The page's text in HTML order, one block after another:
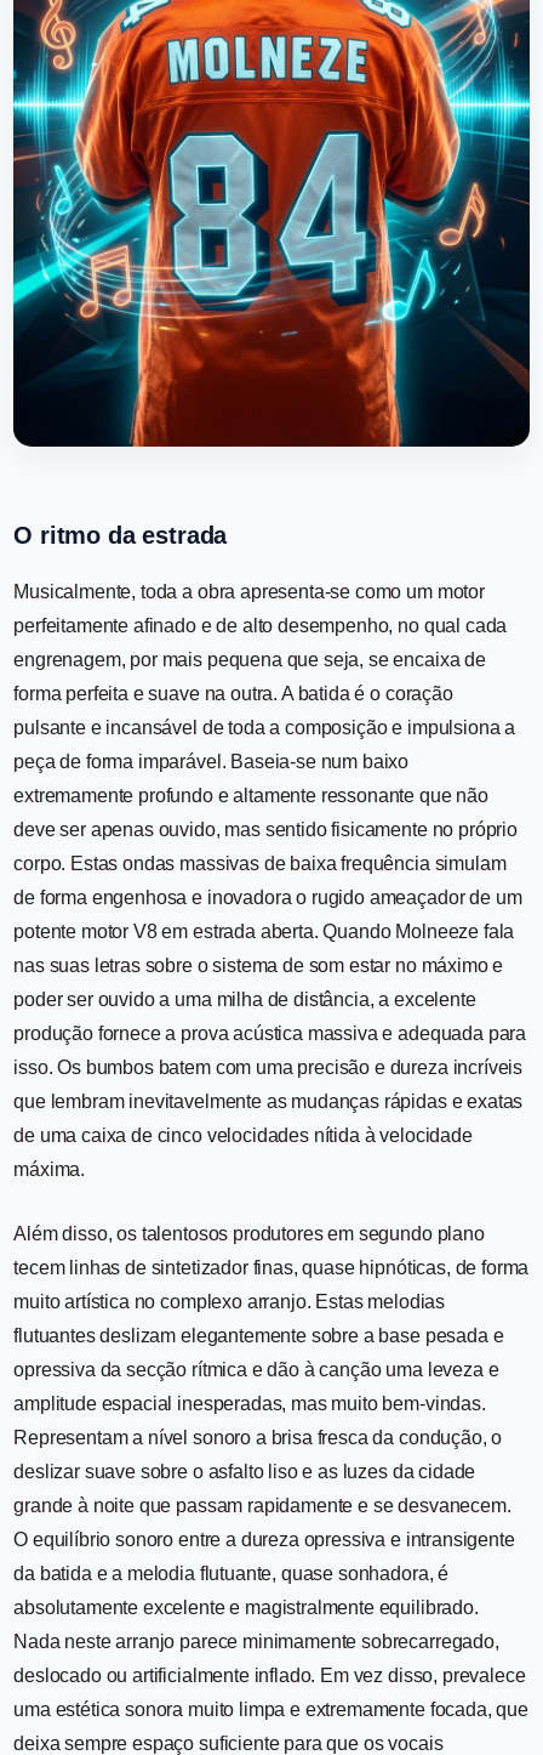
O ritmo da estrada
Musicalmente, toda a obra apresenta-se como um motor
perfeitamente afinado e de alto desempenho, no qual cada
engrenagem, por mais pequena que seja, se encaixa de
forma perfeita e suave na outra. A batida é o coração
pulsante e incansável de toda a composição e impulsiona a
peça de forma imparável. Baseia-se num baixo
extremamente profundo e altamente ressonante que não
deve ser apenas ouvido, mas sentido fisicamente no próprio
corpo. Estas ondas massivas de baixa frequência simulam
de forma engenhosa e inovadora o rugido ameaçador de um
potente motor V8 em estrada aberta. Quando Molneeze fala
nas suas letras sobre o sistema de som estar no máximo e
poder ser ouvido a uma milha de distância, a excelente
produção fornece a prova acústica massiva e adequada para
isso. Os bumbos batem com uma precisão e dureza incríveis
que lembram inevitavelmente as mudanças rápidas e exatas
de uma caixa de cinco velocidades nítida à velocidade
máxima.
Além disso, os talentosos produtores em segundo plano
tecem linhas de sintetizador finas, quase hipnóticas, de forma
muito artística no complexo arranjo. Estas melodias
flutuantes deslizam elegantemente sobre a base pesada e
opressiva da secção rítmica e dão à canção uma leveza e
amplitude espacial inesperadas, mas muito bem-vindas.
Representam a nível sonoro a brisa fresca da condução, o
deslizar suave sobre o asfalto liso e as luzes da cidade
grande à noite que passam rapidamente e se desvanecem.
O equilíbrio sonoro entre a dureza opressiva e intransigente
da batida e a melodia flutuante, quase sonhadora, é
absolutamente excelente e magistralmente equilibrado.
Nada neste arranjo parece minimamente sobrecarregado,
deslocado ou artificialmente inflado. Em vez disso, prevalece
uma estética sonora muito limpa e extremamente focada, que
deixa sempre espaço suficiente para que os vocais